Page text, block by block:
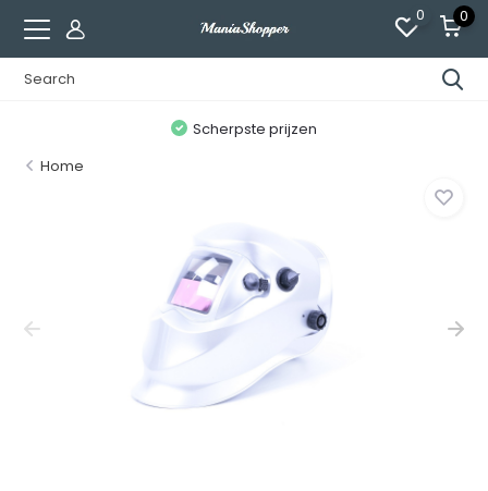
0 0
Scherpste prijzen
Home